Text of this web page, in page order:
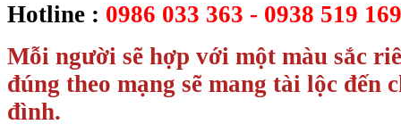
Hotline : 0986 033 363 - 0938 519
Mỗi người sẽ hợp với một màu sắc
đúng theo mạng sẽ mang tài lộc đến
đình.